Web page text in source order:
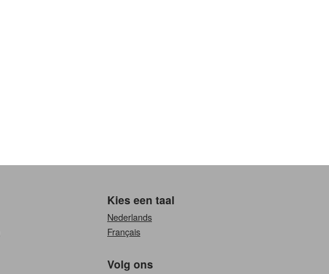
Kies een taal
Nederlands
Français
Volg ons